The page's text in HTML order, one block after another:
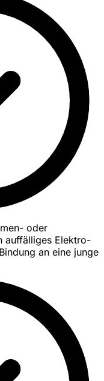
oder
auffälliges Elektro-
an eine junge